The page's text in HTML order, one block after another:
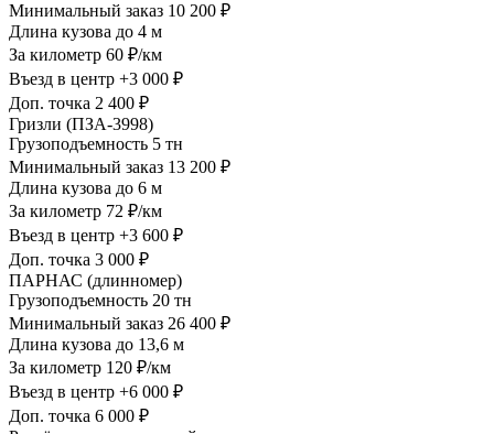
Минимальный заказ 10 200 ₽
Длина кузова до 4 м
За километр 60 ₽/км
Въезд в центр +3 000 ₽
Доп. точка 2 400 ₽
Гризли (ПЗА-3998)
Грузоподъемность 5 тн
Минимальный заказ 13 200 ₽
Длина кузова до 6 м
За километр 72 ₽/км
Въезд в центр +3 600 ₽
Доп. точка 3 000 ₽
ПАРНАС (длинномер)
Грузоподъемность 20 тн
Минимальный заказ 26 400 ₽
Длина кузова до 13,6 м
За километр 120 ₽/км
Въезд в центр +6 000 ₽
Доп. точка 6 000 ₽